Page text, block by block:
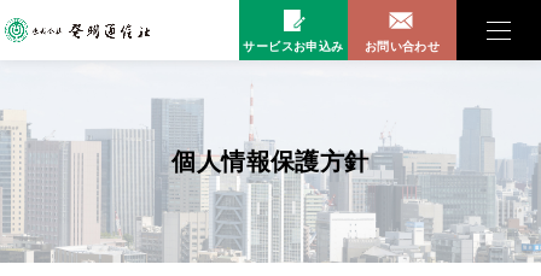
サービスお申込み お問い合わせ
個人情報保護方針